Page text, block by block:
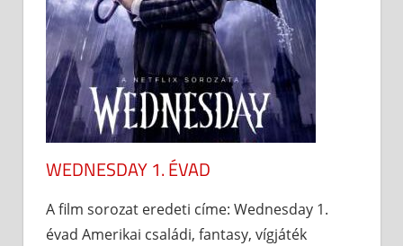
WEDNESDAY 1. ÉVAD
A film sorozat eredeti címe: Wednesday 1.
évad Amerikai családi, fantasy, vígjáték